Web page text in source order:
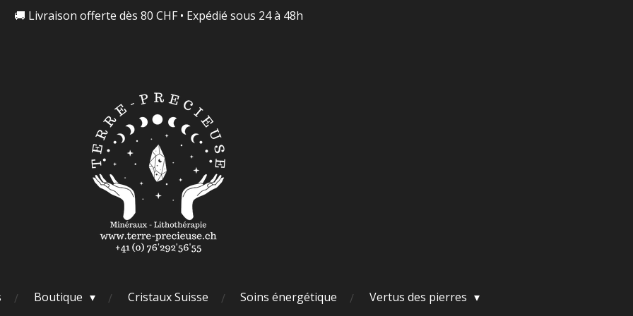
🚚 Livraison offerte dès 80 CHF • Expédié sous 24 à 48h
Boutique Cristaux Suisse Soins énergétique
Vertus des pierres